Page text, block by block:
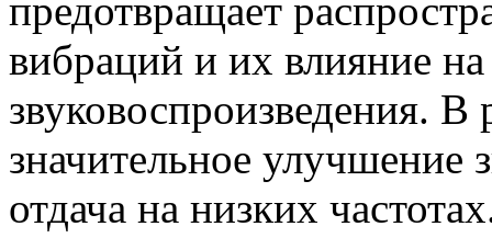
предотвращает
вибраций и их влияние
звуковоспроизведения. В
значительное улучшение
отдача на низких